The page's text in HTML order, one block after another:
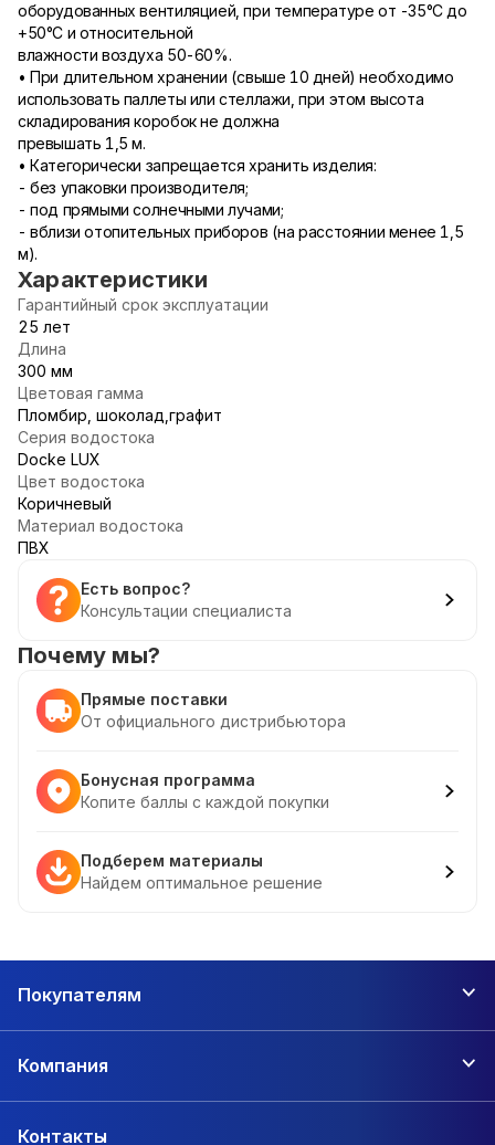
оборудованных вентиляцией, при температуре от -35°С до
+50°С и относительной
влажности воздуха 50-60%.
• При длительном хранении (свыше 10 дней) необходимо
использовать паллеты или стеллажи, при этом высота
складирования коробок не должна
превышать 1,5 м.
• Категорически запрещается хранить изделия:
- без упаковки производителя;
- под прямыми солнечными лучами;
- вблизи отопительных приборов (на расстоянии менее 1,5
м).
Характеристики
Гарантийный срок эксплуатации
25 лет
Длина
300 мм
Цветовая гамма
Пломбир, шоколад,графит
Серия водостока
Docke LUX
Цвет водостока
Коричневый
Материал водостока
ПВХ
Есть вопрос?
Консультации специалиста
Почему мы?
Прямые поставки
От официального дистрибьютора
Бонусная программа
Копите баллы с каждой покупки
Подберем материалы
Найдем оптимальное решение
Покупателям
Компания
Контакты